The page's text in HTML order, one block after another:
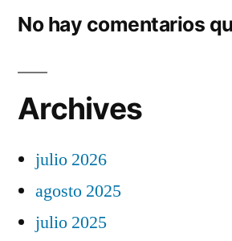
No hay comentarios
Archives
julio 2026
agosto 2025
julio 2025